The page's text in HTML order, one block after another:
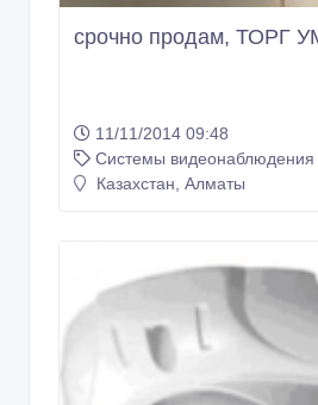
срочно продам, ТОРГ
11/11/2014 09:48